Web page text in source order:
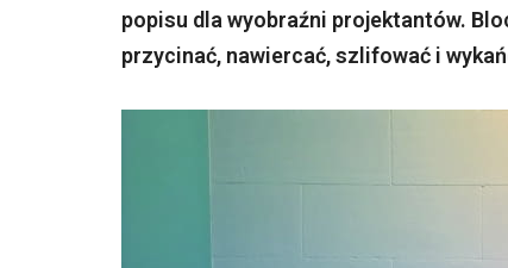
popisu dla wyobraźni projektantów.
przycinać, nawiercać, szlifować i